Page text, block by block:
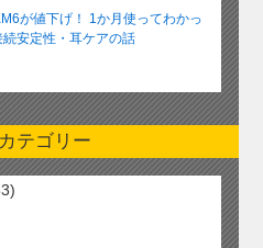
が値下げ！ 1か月使ってわかっ
安定性・耳ケアの話
テゴリー